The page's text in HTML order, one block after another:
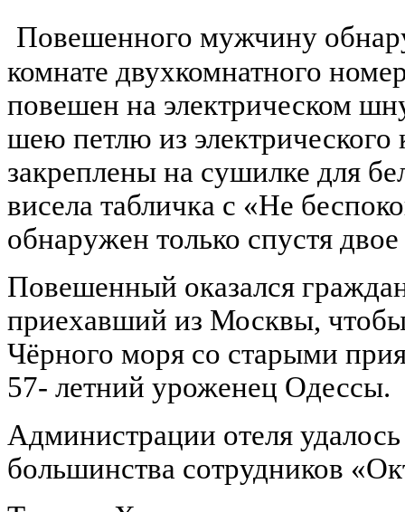
Повешенного мужчину
комнате двухкомнатного
повешен на электрическом
шею петлю из
закреплены на сушилке для
висела табличка с «Не
обнаружен только спустя двое
Повешенный оказался
приехавший из Москвы, чтобы
Чёрного моря со старыми
57- летний уроженец Одессы.
Администрации отеля
большинства сотрудников